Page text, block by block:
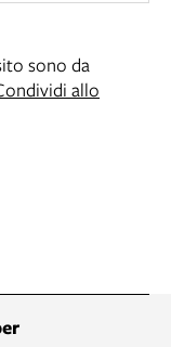
sono da
allo